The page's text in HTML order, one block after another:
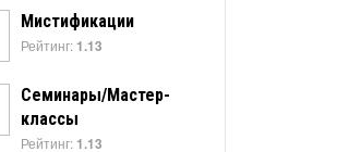
Мистификации
Рейтинг: 1.13
Семинары/Мастер-
классы
Рейтинг: 1.13